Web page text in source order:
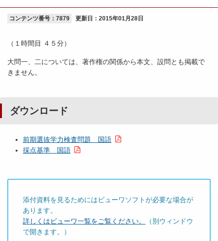
コンテンツ番号：7879 更新日： 2015年01月28日
（１時間目 ４５分）
大問一、二については、著作権の関係から本文、設問とも掲載で
きません。
ダウンロード
前期選抜学力検査問題 国語
採点基準 国語
添付資料を見るためにはビューワソフトが必要な場合が
あります。
詳しくはビューワ一覧をご覧ください。
（別ウィンドウ
で開きます。）